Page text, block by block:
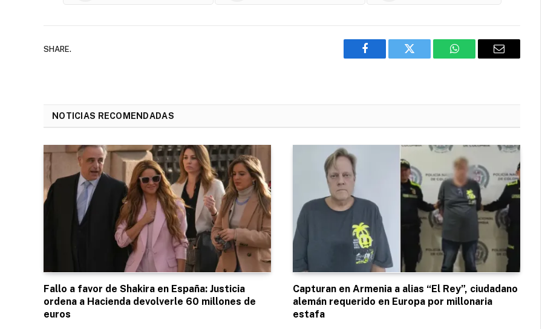
SHARE.
Facebook Twitter WhatsAppEmail
NOTICIAS RECOMENDADAS
Fallo a favor de Shakira en España: Justicia
ordena a Hacienda devolverle 60 millones de
euros
Capturan en Armenia a alias “El Rey”, ciudadano
alemán requerido en Europa por millonaria
estafa